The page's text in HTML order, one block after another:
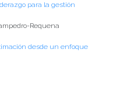
para la gestión
Requena
desde un enfoque